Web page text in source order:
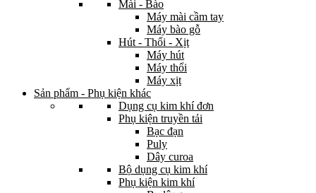
Mài - Bào
Máy mài cầm tay
Máy bào gỗ
Hút - Thổi - Xịt
Máy hút
Máy thổi
Máy xịt
Sản phẩm - Phụ kiện khác
Dụng cụ kim khí đơn
Phụ kiện truyền tải
Bạc đạn
Puly
Dây curoa
Bộ dụng cụ kim khí
Phụ kiện kim khí